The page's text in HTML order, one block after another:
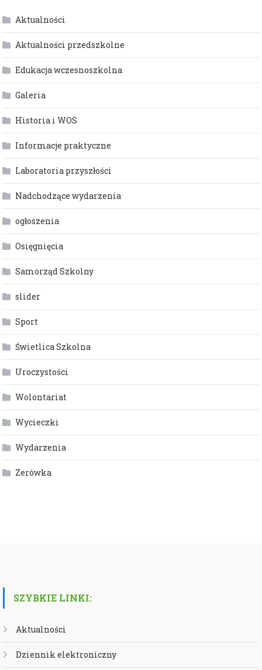
Aktualności
Aktualności przedszkolne
Edukacja wczesnoszkolna
Galeria
Historia i WOS
Informacje praktyczne
Laboratoria przyszłości
Nadchodzące wydarzenia
ogłoszenia
Osięgnięcia
Samorząd Szkolny
slider
Sport
Świetlica Szkolna
Uroczystości
Wolontariat
Wycieczki
Wydarzenia
Zerówka
SZYBKIE LINKI:
Aktualności
Dziennik elektroniczny